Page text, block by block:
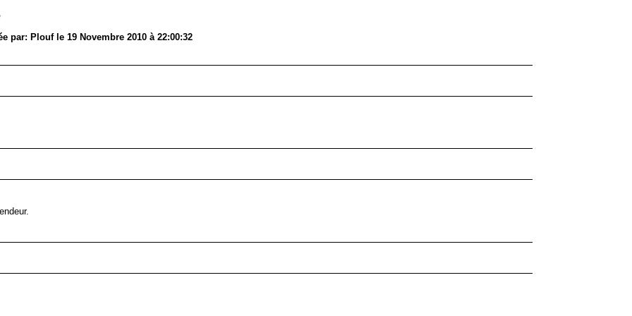
par: Plouf le 19 Novembre 2010 à 22:00:32